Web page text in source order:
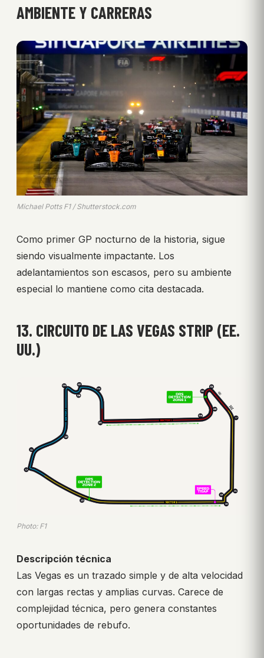
AMBIENTE Y CARRERAS
Michael Potts F1 / Shutterstock.com
Como primer GP nocturno de la historia, sigue
siendo visualmente impactante. Los
adelantamientos son escasos, pero su ambiente
especial lo mantiene como cita destacada.
13. CIRCUITO DE LAS VEGAS STRIP (EE.
UU.)
Photo: F1
Descripción técnica
Las Vegas es un trazado simple y de alta velocidad
con largas rectas y amplias curvas. Carece de
complejidad técnica, pero genera constantes
oportunidades de rebufo.